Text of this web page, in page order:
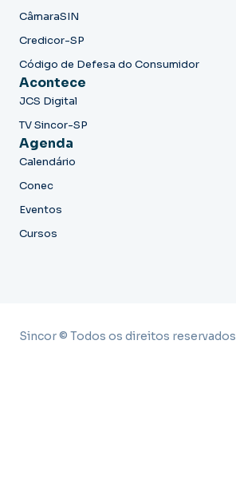
CâmaraSIN
Credicor-SP
Código de Defesa do Consumidor
Acontece
JCS Digital
TV Sincor-SP
Agenda
Calendário
Conec
Eventos
Cursos
Sincor © Todos os direitos reservados